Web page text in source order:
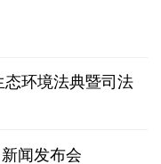
”美提速
不意味重开海峡
环境法典暨司法
闻发布会